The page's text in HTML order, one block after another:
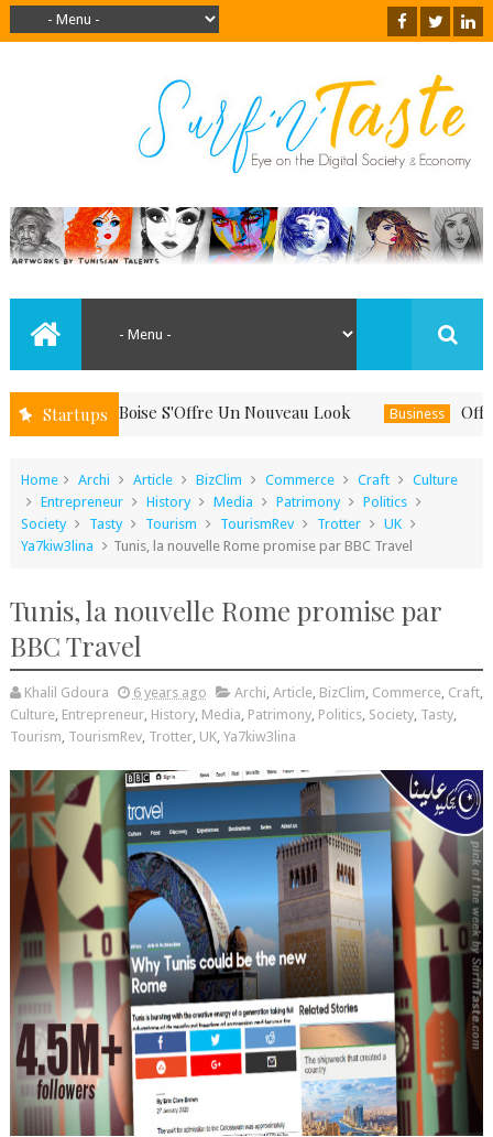
Startups
Le Boise S'Offre Un Nouveau Look Business Offrez-
Home Archi Article BizClim Commerce Craft
Culture
Entrepreneur
History Media Patrimony
Politics
Society
Tasty Tourism TourismRev Trotter
UK
Ya7kiw3lina
Tunis, la nouvelle Rome promise par BBC Travel
Tunis, la nouvelle Rome promise par
BBC Travel
Khalil Gdoura 6 years ago Archi, Article, BizClim, Commerce, Craft,
Culture, Entrepreneur, History, Media, Patrimony, Politics, Society, Tasty,
Tourism, TourismRev, Trotter, UK, Ya7kiw3lina